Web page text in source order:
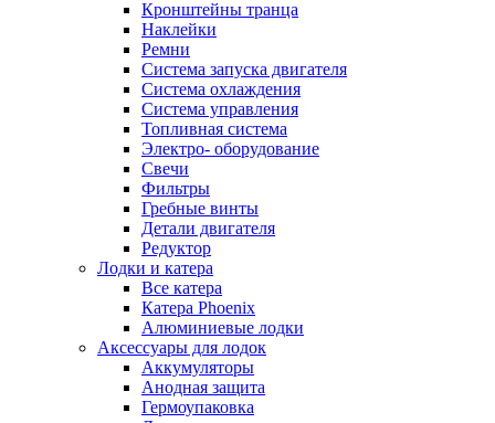
Кронштейны транца
Наклейки
Ремни
Система запуска двигателя
Система охлаждения
Система управления
Топливная система
Электро- оборудование
Свечи
Фильтры
Гребные винты
Детали двигателя
Редуктор
Лодки и катера
Все катера
Катера Phoenix
Алюминиевые лодки
Аксессуары для лодок
Аккумуляторы
Анодная защита
Гермоупаковка